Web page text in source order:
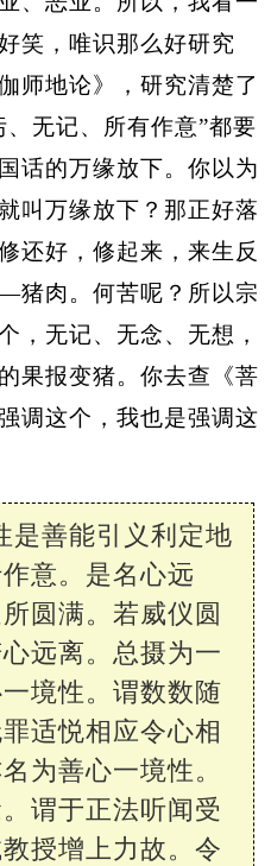
笑，唯识那么好研究
师地论》，研究清楚了
无记、所有作意”都要
话的万缘放下。你以为
叫万缘放下？那正好落
还好，修起来，来生反
肉。何苦呢？所以宗
，无记、无念、无想，
果报变猪。你去查《菩
调这个，我也是强调这
是善能引义利定地
意。是名心远
圆满。若威仪圆
远离。总摄为一
境性。谓数数随
适悦相应令心相
为善心一境性。
谓于正法听闻受
授增上力故。令